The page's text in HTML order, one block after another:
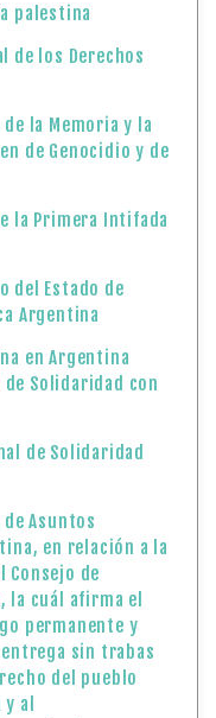
palestina
de los Derechos
la Memoria y la
de Genocidio y de
la Primera Intifada
del Estado de
Argentina
en Argentina
Solidaridad con
de Solidaridad
Asuntos
en relación a la
de
la cuál afirma el
permanente y
sin trabas
del pueblo
al